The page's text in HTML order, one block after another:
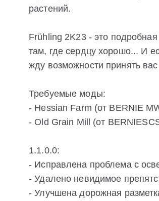
растений.
Frühling 2K23 - это
там, где сердцу хорошо... И
жду возможности принять
Требуемые моды:
- Hessian Farm (от BERNIE
- Old Grain Mill (от
1.1.0.0:
- Исправлена проблема с
- Удалено невидимое
- Улучшена дорожная